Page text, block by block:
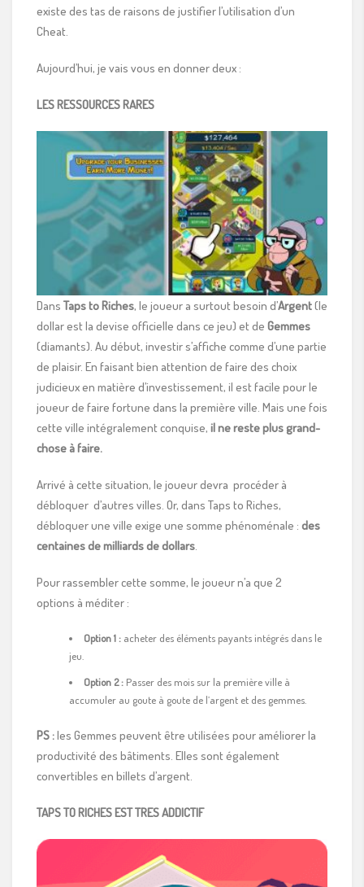
existe des tas de raisons de justifier l’utilisation d’un
Cheat.
Aujourd’hui, je vais vous en donner deux :
LES RESSOURCES RARES
Dans Taps to Riches, le joueur a surtout besoin d’Argent(le
dollar est la devise officielle dans ce jeu) et de Gemmes
(diamants). Au début, investir s’affiche comme d’une partie
de plaisir. En faisant bien attention de faire des choix
judicieux en matière d’investissement, il est facile pour le
joueur de faire fortune dans la première ville. Mais une fois
cette ville intégralement conquise, il ne reste plus grand-
chose à faire.
Arrivé à cette situation, le joueur devra procéder à
débloquer d’autres villes. Or, dans Taps to Riches,
débloquer une ville exige une somme phénoménale : des
centaines de milliards de dollars.
Pour rassembler cette somme, le joueur n’a que 2
options à méditer :
Option 1 : acheter des éléments payants intégrés dans le
jeu.
Option 2 : Passer des mois sur la première ville à
accumuler au goute à goute de l’argent et des gemmes.
PS :les Gemmes peuvent être utilisées pour améliorer la
productivité des bâtiments. Elles sont également
convertibles en billets d’argent.
TAPS TO RICHES EST TRES ADDICTIF